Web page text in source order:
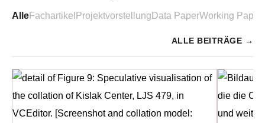
AlleFachartikel Projektvorstellung Data PaperWorking Paper
ALLE BEITRÄGE →